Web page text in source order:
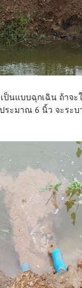
ป็นแบบฉุกเฉิน ถ้าจะ
ะมาณ 6 นิ้ว จะระบ